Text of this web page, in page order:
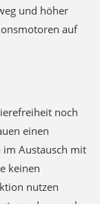
ausgerichtet
sie per
und höher
noch
einen
Austausch mit